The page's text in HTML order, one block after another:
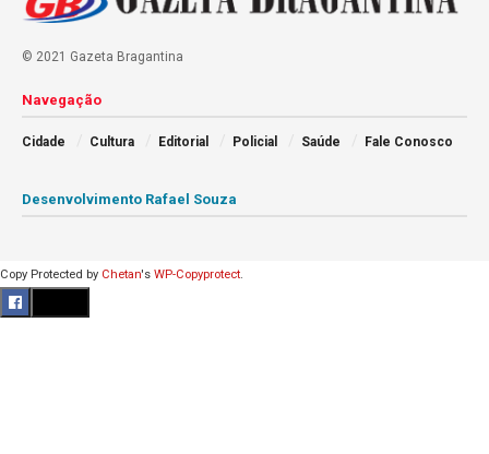
© 2021 Gazeta Bragantina
Navegação
Cidade Cultura Editorial Policial Saúde Fale Conosco
Desenvolvimento Rafael Souza
Copy Protected by Chetan's WP-Copyprotect.